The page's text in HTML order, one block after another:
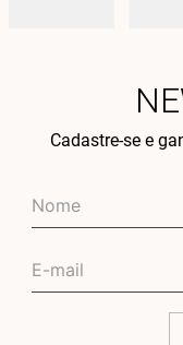
Cadastre-se e